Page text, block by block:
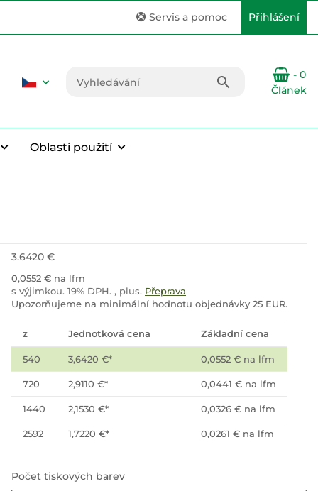
Servis a pomoc Přihlášení
- 0
Článek
Oblasti použití
3.6420 €
0,0552 € na lfm
s výjimkou. 19% DPH. , plus. Přeprava
Upozorňujeme na minimální hodnotu objednávky 25 EUR.
z Jednotková cena Základní cena
540 3,6420 €* 0,0552 € na lfm
720 2,9110 €* 0,0441 € na lfm
1440 2,1530 €* 0,0326 € na lfm
2592 1,7220 €* 0,0261 € na lfm
Počet tiskových barev